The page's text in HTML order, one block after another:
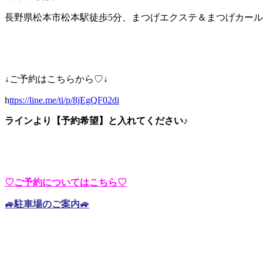
長野県松本市松本駅徒歩5分、まつげエクステ＆まつげカー
↓ご予約はこちらから♡↓
https://line.me/ti/p/8jEgQF02di
ラインより【予約希望】と入れてください♪
♡ご予約についてはこちら♡
🚙駐車場のご案内🚙